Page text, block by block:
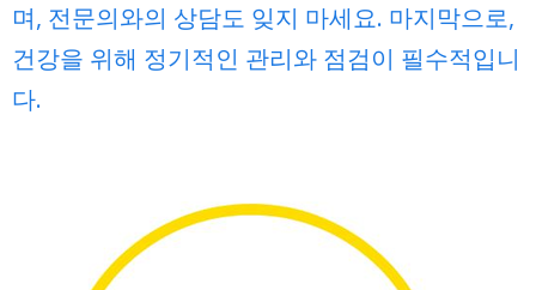
며, 전문의와의 상담도 잊지 마세요. 마지막으로,
건강을 위해 정기적인 관리와 점검이 필수적입니
다.